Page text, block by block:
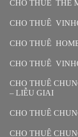
CHO THUÊ THE
CHO THUÊ
CHO THUÊ
CHO THUÊ
CHO THUÊ
– LIỄU GIAI
CHO THUÊ
CHO THUÊ